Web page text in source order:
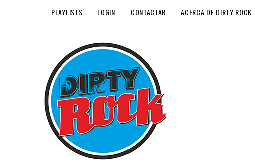
PLAYLISTS LOGIN CONTACTAR ACERCA DE DIRTY ROCK